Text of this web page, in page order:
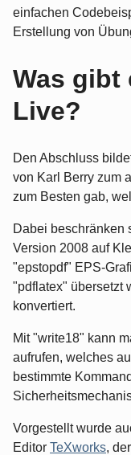
einfachen
Erstellung von
Was gibt
Live?
Den Abschluss
von Karl Berry zum
zum Besten gab,
Dabei beschränken
Version 2008 auf
"epstopdf" EPS-
"pdflatex" übersetzt
konvertiert.
Mit "write18" kann
aufrufen, welches
bestimmte
Vorgestellt wurde
Editor TeXworks,